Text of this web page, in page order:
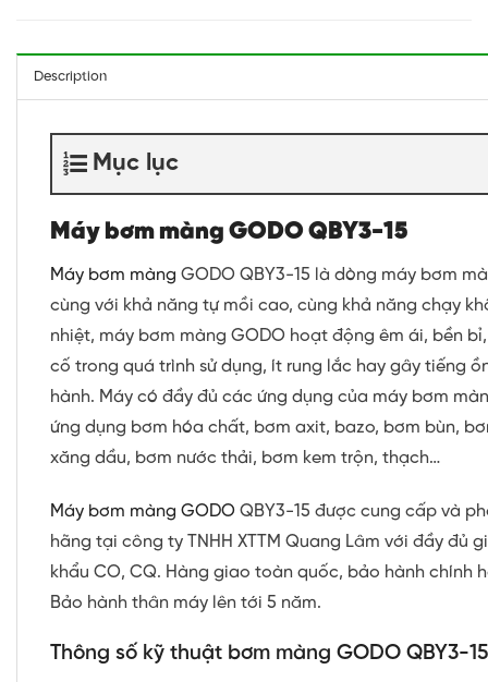
Description
Mục lục
Máy bơm màng GODO QBY3-15
Máy bơm màng GODO QBY3-15 là dòng máy bơm
cùng với khả năng tự mồi cao, cùng khả năng chạy
nhiệt, máy bơm màng GODO hoạt động êm ái, bền
cố trong quá trình sử dụng, ít rung lắc hay gây tiếng
hành. Máy có đầy đủ các ứng dụng của máy bơm
ứng dụng bơm hóa chất, bơm axit, bazo, bơm bùn,
xăng dầu, bơm nước thải, bơm kem trộn, thạch…
Máy bơm màng GODO QBY3-15 được cung cấp và
hãng tại công ty TNHH XTTM Quang Lâm với đầy đủ
khẩu CO, CQ. Hàng giao toàn quốc, bảo hành chính
Bảo hành thân máy lên tới 5 năm.
Thông số kỹ thuật bơm màng GODO QBY3-15